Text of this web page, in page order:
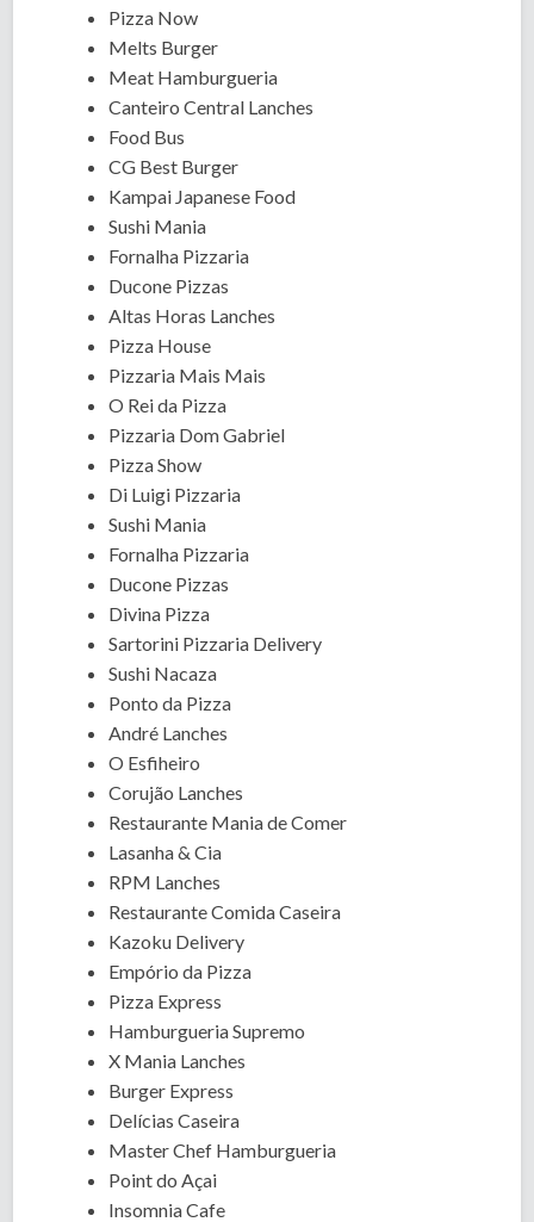
Pizza Now
Melts Burger
Meat Hamburgueria
Canteiro Central Lanches
Food Bus
CG Best Burger
Kampai Japanese Food
Sushi Mania
Fornalha Pizzaria
Ducone Pizzas
Altas Horas Lanches
Pizza House
Pizzaria Mais Mais
O Rei da Pizza
Pizzaria Dom Gabriel
Pizza Show
Di Luigi Pizzaria
Sushi Mania
Fornalha Pizzaria
Ducone Pizzas
Divina Pizza
Sartorini Pizzaria Delivery
Sushi Nacaza
Ponto da Pizza
André Lanches
O Esfiheiro
Corujão Lanches
Restaurante Mania de Comer
Lasanha & Cia
RPM Lanches
Restaurante Comida Caseira
Kazoku Delivery
Empório da Pizza
Pizza Express
Hamburgueria Supremo
X Mania Lanches
Burger Express
Delícias Caseira
Master Chef Hamburgueria
Point do Açai
Insomnia Cafe